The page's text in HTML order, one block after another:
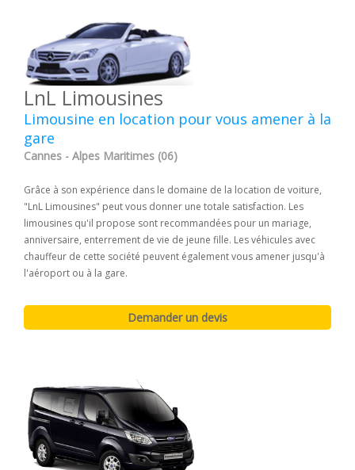
LnL Limousines
Limousine en location pour vous amener à la
gare
Cannes - Alpes Maritimes (06)
Grâce à son expérience dans le domaine de la location de voiture,
"LnL Limousines" peut vous donner une totale satisfaction. Les
limousines qu'il propose sont recommandées pour un mariage,
anniversaire, enterrement de vie de jeune fille. Les véhicules avec
chauffeur de cette société peuvent également vous amener jusqu'à
l'aéroport ou à la gare.